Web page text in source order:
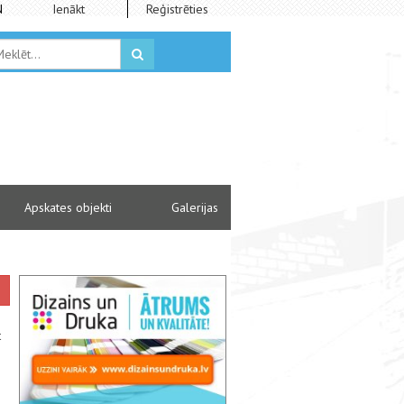
Ienākt Reģistrēties
Apskates objekti Galerijas